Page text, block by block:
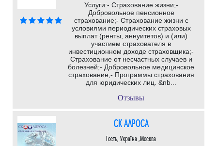
Услуги:- Страхование жизни;-
Добровольное пенсионное
страхование;- Страхование жизни с
условиями периодических страховых
выплат (ренты, аннуитетов) и (или)
участием страхователя в
инвестиционном доходе страховщика;-
Страхование от несчастных случаев и
болезней;- Добровольное медицинское
страхование;- Программы страхования
для юридических лиц. &nb...
Отзывы
СК АЛРОСА
Гость, Україна ,Москва